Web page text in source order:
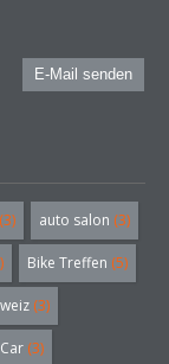
E-Mail senden
(3) auto salon (3)
Bike Treffen (5)
(3)
(3)